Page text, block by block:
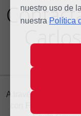
nuestro uso de
nuestra Política
A través del
Fray Juan